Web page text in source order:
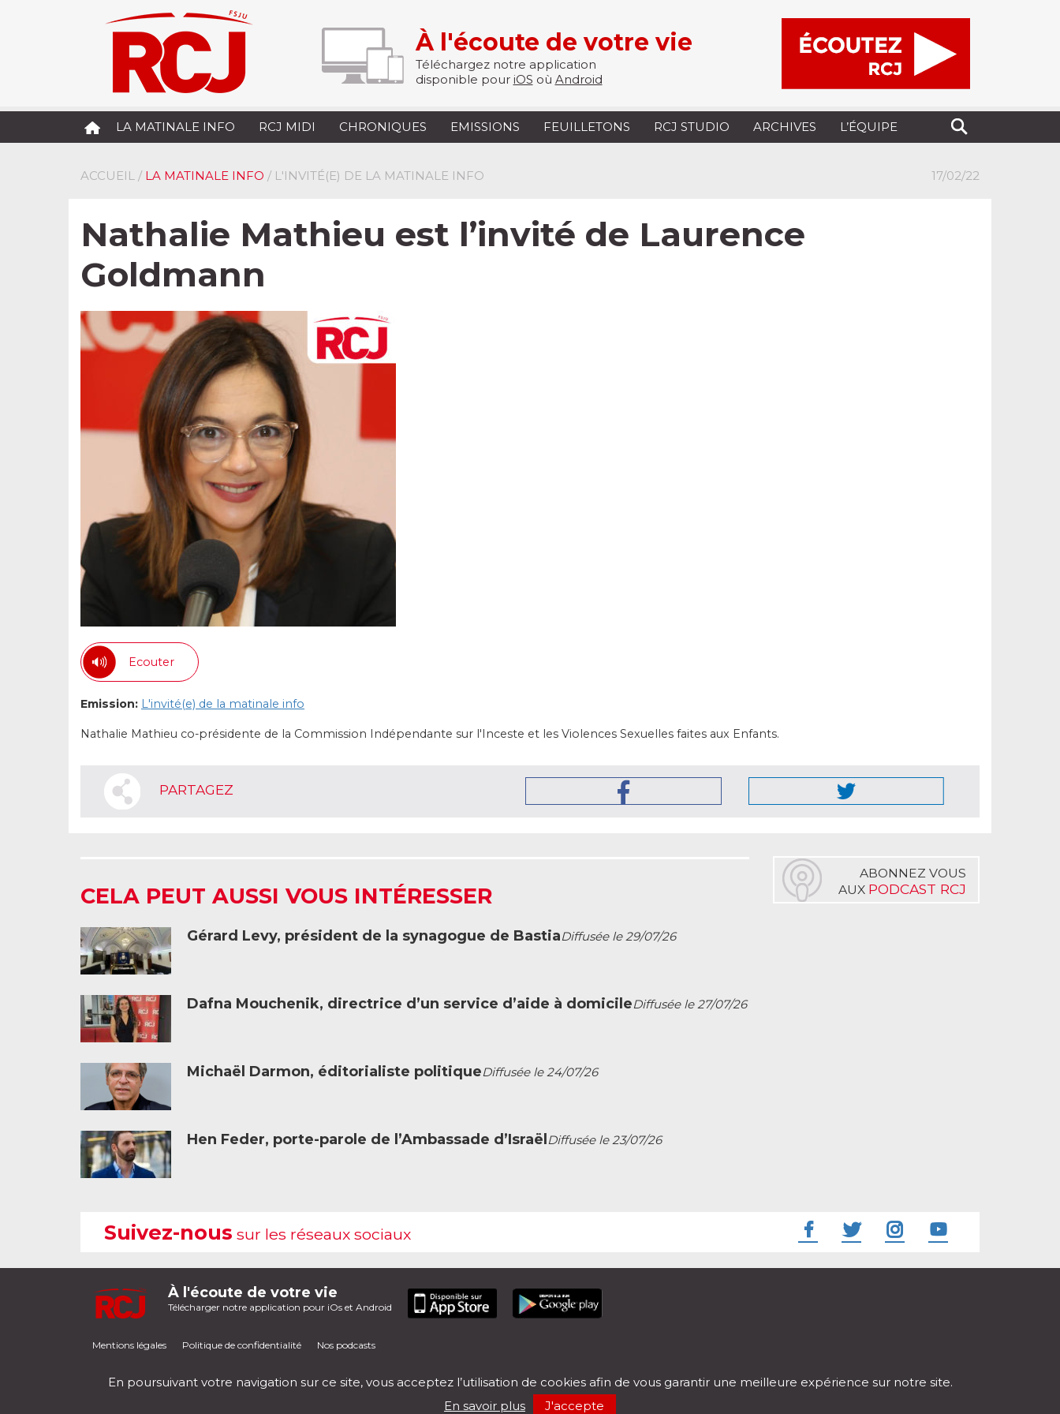
À l'écoute de votre vie
Téléchargez notre application
disponible pour iOS où Android
LA MATINALE INFO RCJ MIDI CHRONIQUES EMISSIONS FEUILLETONS RCJ STUDIO ARCHIVES L’ÉQUIPE
ACCUEIL / LA MATINALE INFO / L'INVITÉ(E) DE LA MATINALE INFO 17/02/22
Nathalie Mathieu est l’invité de Laurence
Goldmann
Ecouter
Emission: L'invité(e) de la matinale info
Nathalie Mathieu co-présidente de la Commission Indépendante sur l'Inceste et les Violences Sexuelles faites aux Enfants.
PARTAGEZ
CELA PEUT AUSSI VOUS INTÉRESSER
Gérard Levy, président de la synagogue de BastiaDiffusée le 29/07/26
Dafna Mouchenik, directrice d’un service d’aide à domicileDiffusée le 27/07/26
Michaël Darmon, éditorialiste politiqueDiffusée le 24/07/26
Hen Feder, porte-parole de l’Ambassade d’Israël Diffusée le 23/07/26
ABONNEZ VOUS
AUX PODCAST RCJ
Suivez-nous sur les réseaux sociaux
À l'écoute de votre vie
Télécharger notre application pour iOs et Android
Mentions légales Politique de confidentialité Nos podcasts
En poursuivant votre navigation sur ce site, vous acceptez l’utilisation de cookies afin de vous garantir une meilleure expérience sur notre site.
En savoir plus
J'accepte